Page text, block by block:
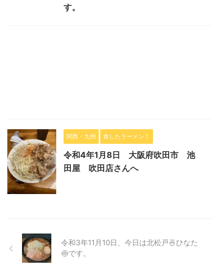
す。
関西・九州 食したラーメン！
令和4年1月8日 大阪府吹田市 池
田屋 吹田店さんへ
令和3年11月10日、今日は北松戸🍜ひなた
🍥です。